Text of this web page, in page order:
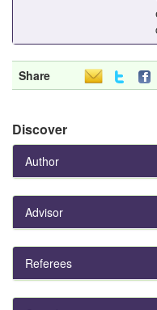
Share
Discover
Author
Advisor
Referees